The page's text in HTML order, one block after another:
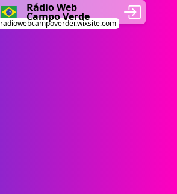
Rádio Web
Campo Verde
radiowebcampoverder.wixsite.com